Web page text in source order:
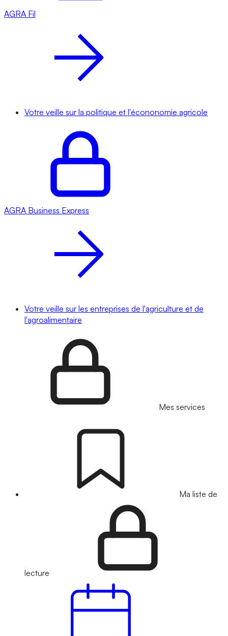
AGRA Fil
Votre veille sur la politique et l'écononomie agricole
AGRA Business Express
Votre veille sur les entreprises de l'agriculture et de
l'agroalimentaire
Mes services
Ma liste de
lecture